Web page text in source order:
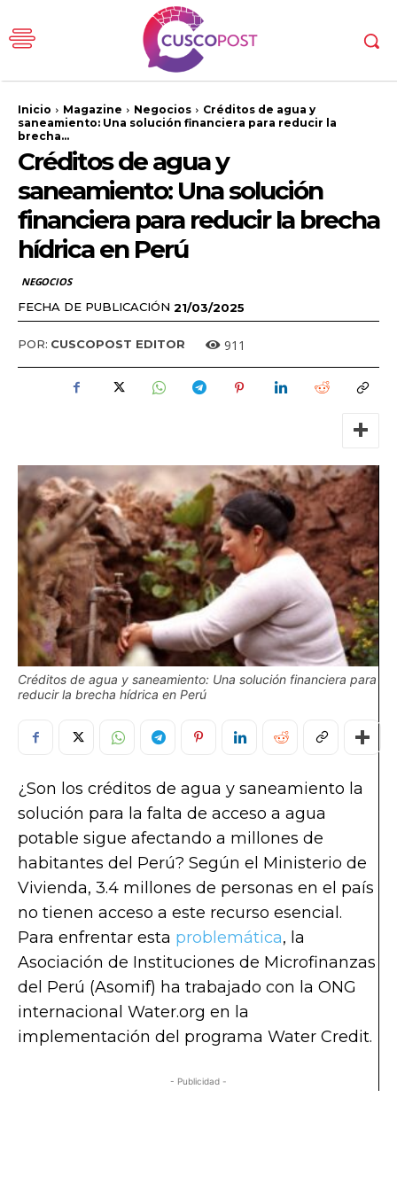
Inicio Magazine Negocios
Créditos de agua y
saneamiento: Una solución financiera para reducir la
brecha...
Créditos de agua y
saneamiento: Una solución
financiera para reducir la brecha
hídrica en Perú
NEGOCIOS
FECHA DE PUBLICACIÓN 21/03/2025
POR: CUSCOPOST EDITOR 911
Créditos de agua y saneamiento: Una solución financiera para
reducir la brecha hídrica en Perú
¿Son los créditos de agua y saneamiento la
solución para la falta de acceso a agua
potable sigue afectando a millones de
habitantes del Perú? Según el Ministerio de
Vivienda, 3.4 millones de personas en el país
no tienen acceso a este recurso esencial.
Para enfrentar esta problemática, la
Asociación de Instituciones de Microfinanzas
del Perú (Asomif) ha trabajado con la ONG
internacional Water.org en la
implementación del programa Water Credit.
- Publicidad -